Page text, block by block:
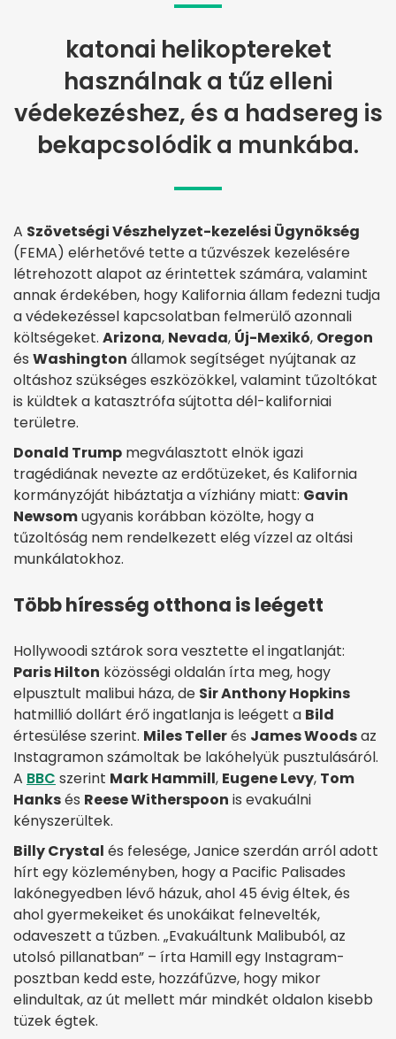
katonai helikoptereket
használnak a tűz elleni
védekezéshez, és a hadsereg is
bekapcsolódik a munkába.
A Szövetségi Vészhelyzet-kezelési Ügynökség
(FEMA) elérhetővé tette a tűzvészek kezelésére
létrehozott alapot az érintettek számára, valamint
annak érdekében, hogy Kalifornia állam fedezni tudja
a védekezéssel kapcsolatban felmerülő azonnali
költségeket. Arizona, Nevada, Új-Mexikó, Oregon
és Washington államok segítséget nyújtanak az
oltáshoz szükséges eszközökkel, valamint tűzoltókat
is küldtek a katasztrófa sújtotta dél-kaliforniai
területre.
Donald Trump megválasztott elnök igazi
tragédiának nevezte az erdőtüzeket, és Kalifornia
kormányzóját hibáztatja a vízhiány miatt: Gavin
Newsomugyanis korábban közölte, hogy a
tűzoltóság nem rendelkezett elég vízzel az oltási
munkálatokhoz.
Több híresség otthona is leégett
Hollywoodi sztárok sora vesztette el ingatlanját:
Paris Hilton közösségi oldalán írta meg, hogy
elpusztult malibui háza, de Sir Anthony Hopkins
hatmillió dollárt érő ingatlanja is leégett a Bild
értesülése szerint. Miles Tellerés James Woodsaz
Instagramon számoltak be lakóhelyük pusztulásáról.
A BBC szerint Mark Hammill, Eugene Levy, Tom
Hanksés Reese Witherspoon is evakuálni
kényszerültek.
Billy Crystal és felesége, Janice szerdán arról adott
hírt egy közleményben, hogy a Pacific Palisades
lakónegyedben lévő házuk, ahol 45 évig éltek, és
ahol gyermekeiket és unokáikat felnevelték,
odaveszett a tűzben. „Evakuáltunk Malibuból, az
utolsó pillanatban” – írta Hamill egy Instagram-
posztban kedd este, hozzáfűzve, hogy mikor
elindultak, az út mellett már mindkét oldalon kisebb
tüzek égtek.